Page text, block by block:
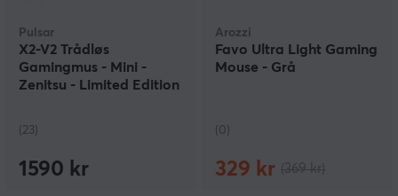
Pulsar
X2-V2 Trådløs
Gamingmus - Mini -
Zenitsu - Limited Edition
(23)
1590 kr
Arozzi
Favo Ultra Light Gaming
Mouse - Grå
(0)
329 kr